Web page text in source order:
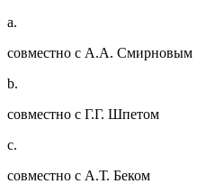
a.
совместно с А.А. Смирновым
b.
совместно с Г.Г. Шпетом
c.
совместно с А.Т. Беком